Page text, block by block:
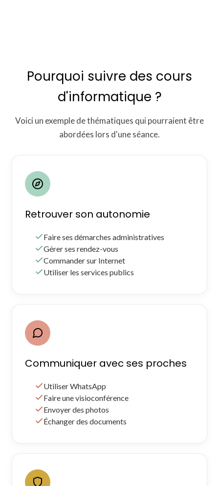
Pourquoi suivre des cours
d'informatique ?
Voici un exemple de thématiques qui pourraient être
abordées lors d'une séance.
Retrouver son autonomie
Faire ses démarches administratives
Gérer ses rendez-vous
Commander sur Internet
Utiliser les services publics
Communiquer avec ses proches
Utiliser WhatsApp
Faire une visioconférence
Envoyer des photos
Échanger des documents